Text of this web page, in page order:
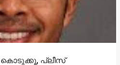
കൊടുക്കൂ, പ്ലീസ്